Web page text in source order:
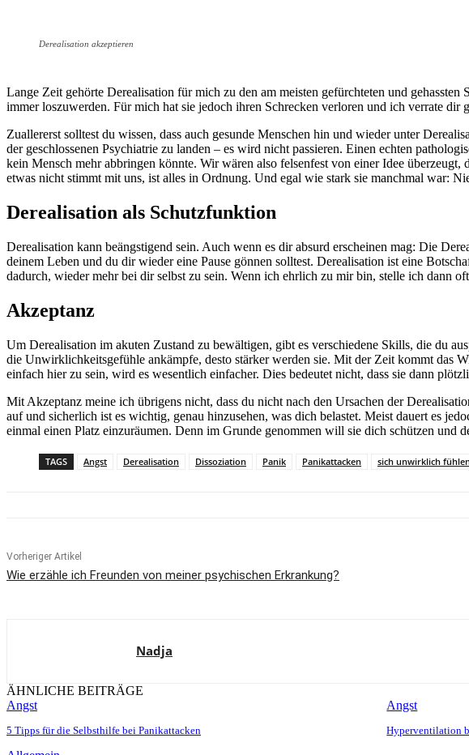
Derealisation akzeptieren
Lange Zeit gehörte Derealisation für mich zu den am meisten gefürchteten und
immer loszuwerden. Für mich hat sie jedoch ihren Schrecken verloren und ich verrate dir
Zuallererst solltest du wissen, dass auch gesunde Menschen hin und wieder unter
der geschlossenen Psychiatrie zu landen – es wird nicht passieren. Einen echten
kein Mensch mehr abbringen könnte. Wir wären also felsenfest von einer Idee
etwas nicht stimmt mit uns, ist alles in Ordnung. Und egal wie stark sie manchmal war:
Derealisation als Schutzfunktion
Derealisation kann beängstigend sein. Auch wenn es dir absurd erscheinen mag: Die
deinem Leben und du dir wieder eine Pause gönnen solltest. Derealisation ist eine
dadurch, wieder mehr bei dir selbst zu sein. Wenn ich ehrlich zu mir bin, stelle ich dann
Akzeptanz
Um Derealisation im akuten Zustand zu bewältigen, gibt es verschiedene Skills, die du
die Unwirklichkeitsgefühle ankämpfe, desto stärker werden sie. Mit der Zeit kommt das
einfach hier zu sein, wird es wesentlich einfacher. Dies bedeutet nicht, dass sie dann
Mit Akzeptanz meine ich übrigens nicht, dass du nicht nach den Ursachen der
auf und sicherlich ist es wichtig, genau hinzusehen, was dich belastet. Meist dauert es
einmal einen Platz einzuräumen. Denn im Grunde genommen will sie dich schützen und
TAGS Angst Derealisation Dissoziation Panik Panikattacken sich unwirklich
Vorheriger Artikel
Wie erzähle ich Freunden von meiner psychischen Erkrankung?
Nadja
ÄHNLICHE BEITRÄGE
Angst
5 Tipps für die Selbsthilfe bei Panikattacken
Angst
Hyperventilation